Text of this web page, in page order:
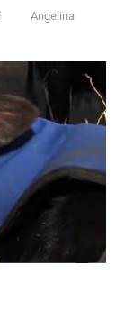
Angelina